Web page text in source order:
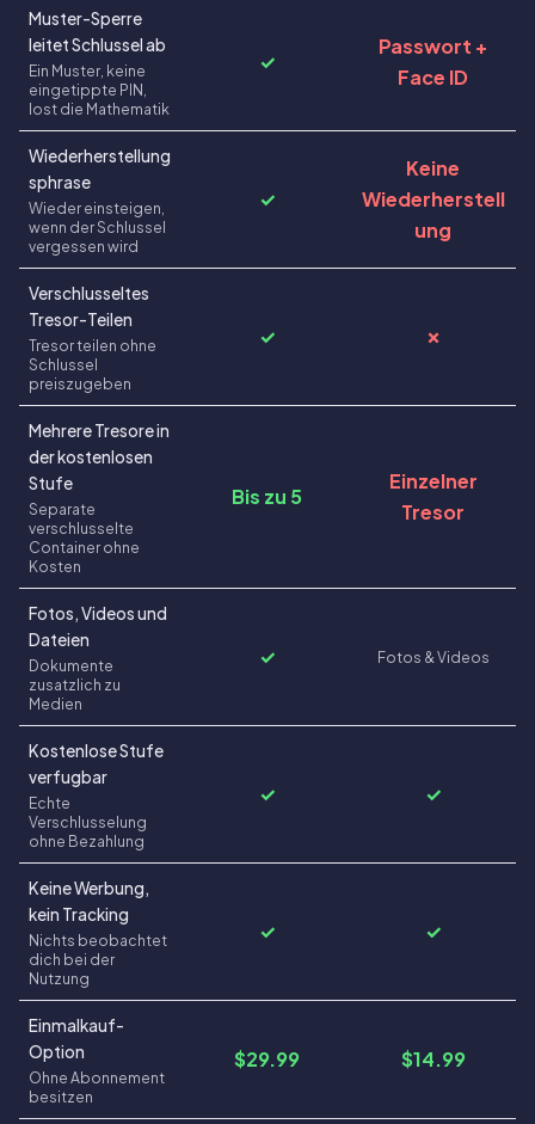
Muster-Sperre
leitet Schlussel ab
Ein Muster, keine
eingetippte PIN,
lost die Mathematik
✓
Passwort +
Face ID
Wiederherstellung
sphrase
Wieder einsteigen,
wenn der Schlussel
vergessen wird
✓
Keine
Wiederherstell
ung
Verschlusseltes
Tresor-Teilen
Tresor teilen ohne
Schlussel
preiszugeben
✓ ✗
Mehrere Tresore in
der kostenlosen
Stufe
Separate
verschlusselte
Container ohne
Kosten
Bis zu 5
Einzelner
Tresor
Fotos, Videos und
Dateien
Dokumente
zusatzlich zu
Medien
✓ Fotos & Videos
Kostenlose Stufe
verfugbar
Echte
Verschlusselung
ohne Bezahlung
✓ ✓
Keine Werbung,
kein Tracking
Nichts beobachtet
dich bei der
Nutzung
✓ ✓
Einmalkauf-
Option
Ohne Abonnement
besitzen
$29.99 $14.99